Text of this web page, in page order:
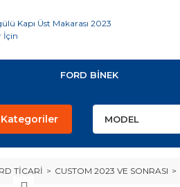
FORD BİNEK
TİCARİ CUSTOM 2023 VE SONRASI